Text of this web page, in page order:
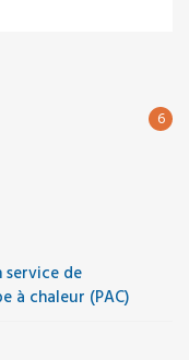
6
service de
à chaleur (PAC)